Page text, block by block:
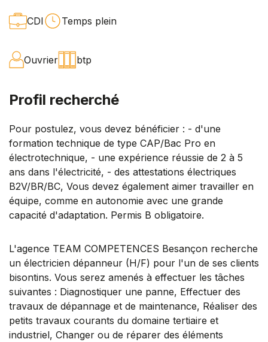
CDI Temps plein
Ouvrier btp
Profil recherché
Pour postulez, vous devez bénéficier : - d'une
formation technique de type CAP/Bac Pro en
électrotechnique, - une expérience réussie de 2 à 5
ans dans l'électricité, - des attestations électriques
B2V/BR/BC, Vous devez également aimer travailler en
équipe, comme en autonomie avec une grande
capacité d'adaptation. Permis B obligatoire.
L'agence TEAM COMPETENCES Besançon recherche
un électricien dépanneur (H/F) pour l'un de ses clients
bisontins. Vous serez amenés à effectuer les tâches
suivantes : Diagnostiquer une panne, Effectuer des
travaux de dépannage et de maintenance, Réaliser des
petits travaux courants du domaine tertiaire et
industriel, Changer ou de réparer des éléments